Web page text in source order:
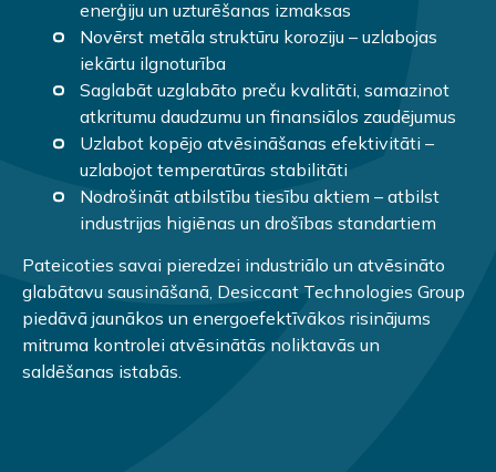
enerģiju un uzturēšanas izmaksas
Novērst metāla struktūru koroziju – uzlabojas
iekārtu ilgnoturība
Saglabāt uzglabāto preču kvalitāti, samazinot
atkritumu daudzumu un finansiālos zaudējumus
Uzlabot kopējo atvēsināšanas efektivitāti –
uzlabojot temperatūras stabilitāti
Nodrošināt atbilstību tiesību aktiem – atbilst
industrijas higiēnas un drošības standartiem
Pateicoties savai pieredzei industriālo un atvēsināto
glabātavu sausināšanā, Desiccant Technologies Group
piedāvā jaunākos un energoefektīvākos risinājums
mitruma kontrolei atvēsinātās noliktavās un
saldēšanas istabās.